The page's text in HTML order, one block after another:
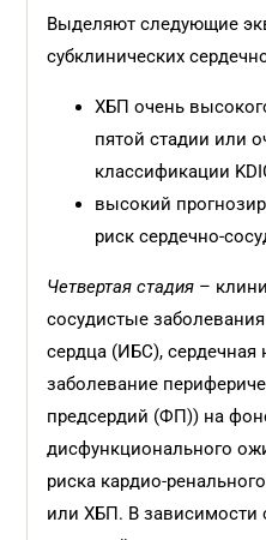
Выделяют следующие
субклинических
ХБП очень
пятой стадии или
классификации
высокий
риск сердечно-
Четвертая стадия –
сосудистые
сердца (ИБС), сердечная
заболевание
предсердий (ФП)) на
дисфункционального
риска кардио-
или ХБП. В зависимости